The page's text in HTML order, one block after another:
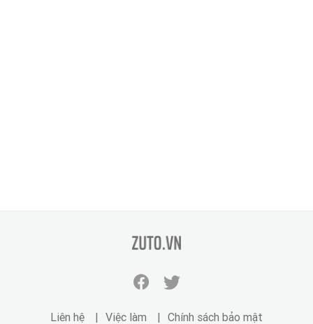
zuto.vn
Liên hệ Việc làm Chính sách bảo mật
Facebook
zuto.vn
Twitter
zuto.vn